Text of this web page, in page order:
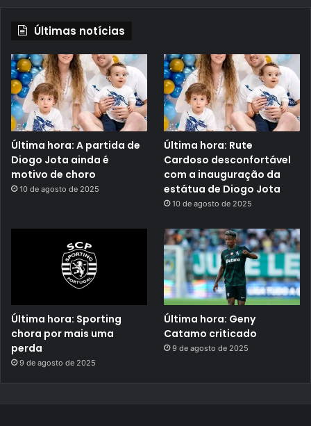
Últimas notícias
Última hora: A partida de
Diogo Jota ainda é
motivo de choro
10 de agosto de 2025
Última hora: Rute
Cardoso desconfortável
com a inauguração da
estátua de Diogo Jota
10 de agosto de 2025
Última hora: Sporting
chora por mais uma
perda
9 de agosto de 2025
Última hora: Geny
Catamo criticado
9 de agosto de 2025